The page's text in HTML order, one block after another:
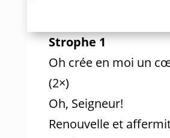
Strophe 1
Oh crée en moi un
(2×)
Oh, Seigneur!
Renouvelle et